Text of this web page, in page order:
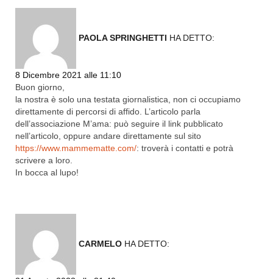
PAOLA SPRINGHETTI HA DETTO:
8 Dicembre 2021 alle 11:10
Buon giorno,
la nostra è solo una testata giornalistica, non ci occupiamo
direttamente di percorsi di affido. L’articolo parla
dell’associazione M’ama: può seguire il link pubblicato
nell’articolo, oppure andare direttamente sul sito
https://www.mammematte.com/: troverà i contatti e potrà
scrivere a loro.
In bocca al lupo!
CARMELO HA DETTO: